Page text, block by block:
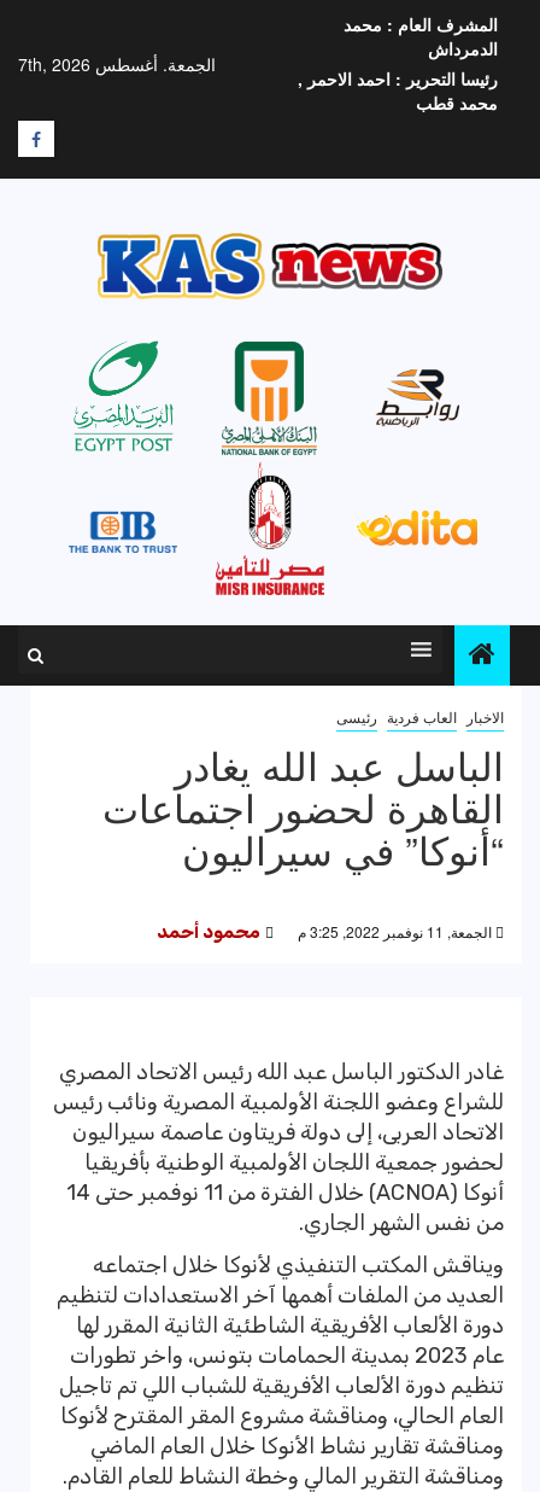
المحتوى
الجمعة. أغسطس 7th, 2026
المشرف العام : محمد
الدمرداش
رئيسا التحرير : احمد الاحمر ,
محمد قطب
F
الاخبار العاب فردية رئيسى
الباسل عبد الله يغادر
القاهرة لحضور اجتماعات
“أنوكا” في سيراليون
الجمعة, 11 نوفمبر 2022, 3:25 م محمود أحمد
غادر الدكتور الباسل عبد الله رئيس الاتحاد المصري
للشراع وعضو اللجنة الأولمبية المصرية ونائب رئيس
الاتحاد العربى، إلى دولة فريتاون ‏عاصمة سيراليون
لحضور جمعية اللجان الأولمبية الوطنية بأفريقيا
أنوكا (ACNOA) خلال الفترة من 11 نوفمبر حتى 14
من نفس الشهر الجاري.
ويناقش المكتب التنفيذي لأنوكا خلال اجتماعه
العديد من الملفات أهمها آخر الاستعدادات لتنظيم
دورة الألعاب الأفريقية الشاطئية الثانية المقرر لها
عام 2023 بمدينة الحمامات بتونس، واخر تطورات
تنظيم دورة الألعاب الأفريقية للشباب اللي تم تاجيل
العام الحالي، ومناقشة مشروع المقر المقترح لأنوكا
ومناقشة تقارير نشاط الأنوكا خلال العام الماضي
ومناقشة التقرير المالي وخطة النشاط للعام القادم.